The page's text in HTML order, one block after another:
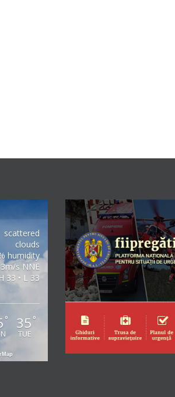
scattered
clouds
humidity
s NNE
H 33 • L 33
° 35 °
TUE